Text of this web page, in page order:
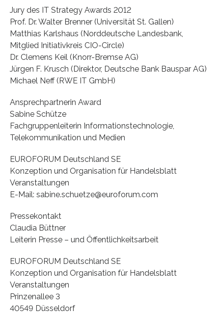
Jury des IT Strategy Awards 2012
Prof. Dr. Walter Brenner (Universität St. Gallen)
Matthias Karlshaus (Norddeutsche Landesbank,
Mitglied Initiativkreis CIO-Circle)
Dr. Clemens Keil (Knorr-Bremse AG)
Jürgen F. Krusch (Direktor, Deutsche Bank Bauspar AG)
Michael Neff (RWE IT GmbH)
Ansprechpartnerin Award
Sabine Schütze
Fachgruppenleiterin Informationstechnologie,
Telekommunikation und Medien
EUROFORUM Deutschland SE
Konzeption und Organisation für Handelsblatt
Veranstaltungen
E-Mail: sabine.schuetze@euroforum.com
Pressekontakt
Claudia Büttner
Leiterin Presse – und Öffentlichkeitsarbeit
EUROFORUM Deutschland SE
Konzeption und Organisation für Handelsblatt
Veranstaltungen
Prinzenallee 3
40549 Düsseldorf